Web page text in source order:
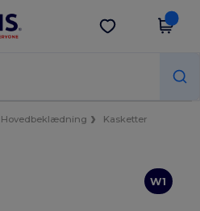
Hent app
Hovedbeklædning
Kasketter
W1